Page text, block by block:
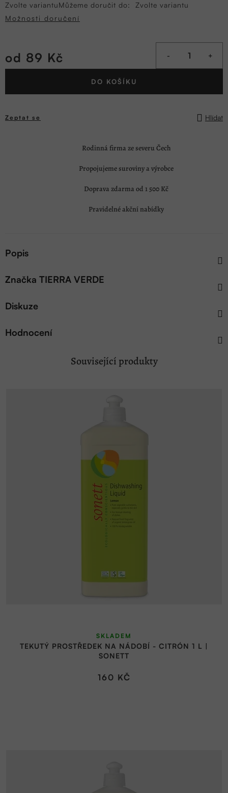
Zvolte variantuMůžeme doručit do:
Zvolte variantu
Možnosti doručení
od 89 Kč
Měrná
DO KOŠÍKU
Zeptat se Hlídat
Rodinná firma ze severu Čech
Propojujeme suroviny a výrobce
Doprava zdarma od 1 500 Kč
Pravidelné akční nabídky
Popis
Značka TIERRA VERDE
Diskuze
Hodnocení
Související produkty
TEKUTÝ PROSTŘEDEK NA NÁDOBÍ - CITRÓN 1 L |
SONETT
SKLADEM
160 KČ